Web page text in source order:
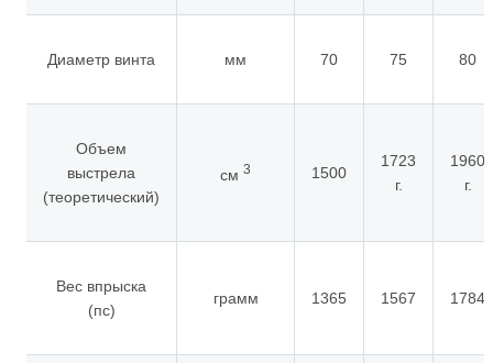
Диаметр винта мм 70 75 80
Объем
выстрела
(теоретический)
см 3 1500
1723
г.
1960
г.
Вес впрыска
(пс)
грамм 1365 1567 1784